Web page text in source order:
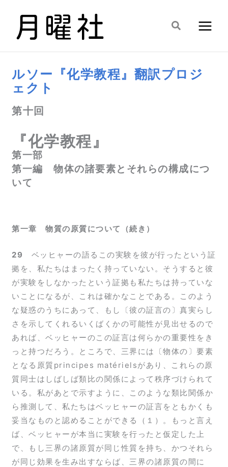
検
ルソー『化学教程』翻訳プロジ
ェクト
第十回
『化学教程』
第一部
第一編 物体の諸要素とそれらの構成につ
いて
第一章 物質の原質について（続き）
29
ベッヒャーの語るこの実験を彼が行ったという証
拠を、私たちはまったく持っていない。そうすると彼
が実験をしなかったという証拠も私たちは持っていな
いことになるが、これは確かなことである。このよう
な疑惑のうちにあって、もし〔彼の証言の〕真実らし
さを示してくれるいくばくかの可能性が見出せるので
あれば、ベッヒャーのこの証言は何らかの重要性をき
っと持つだろう。ところで、三界には〔物体の〕要素
となる原質principes matérielsがあり、これらの原
質同士はしばしば類比の関係によって秩序づけられて
いる。私があとで示すように、このような類比関係か
ら推測して、私たちはベッヒャーの証言をともかくも
妥当なものと認めることができる（１）。もっと言え
ば、ベッヒャーが本当に実験を行ったと仮定した上
で、もし三界の諸原質が同じ性質を持ち、かつそれら
が同じ効果を生み出すならば、三界の諸原質の間に